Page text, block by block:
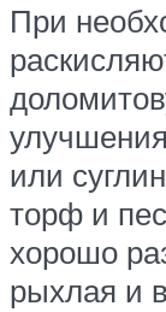
При
или
торф и
хорошо
рыхлая и